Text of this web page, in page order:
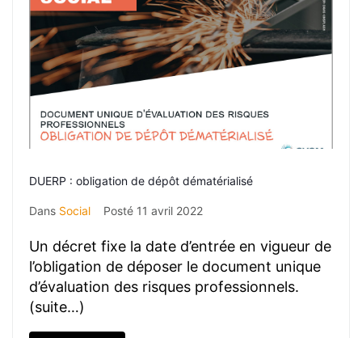
DUERP : obligation de dépôt dématérialisé
Dans Social Posté 11 avril 2022
Un décret fixe la date d’entrée en vigueur de
l’obligation de déposer le document unique
d’évaluation des risques professionnels.
(suite…)